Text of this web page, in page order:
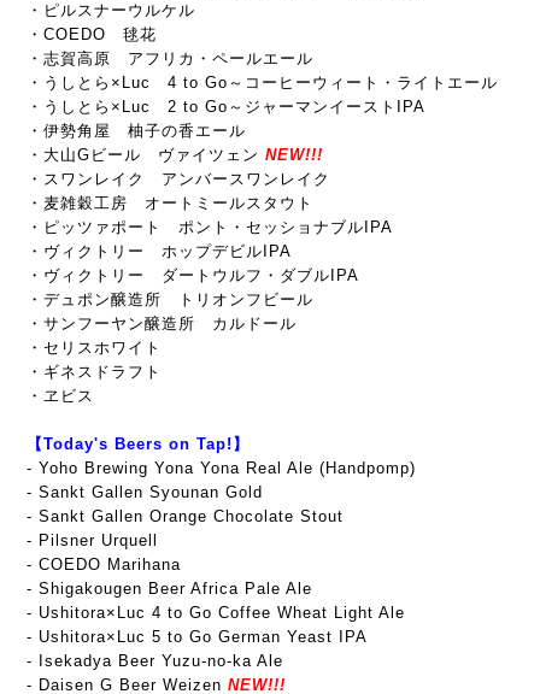
・ピルスナーウルケル
・COEDO 毬花
・志賀高原 アフリカ・ペールエール
・うしとら×Luc 4 to Go～コーヒーウィート・ライトエール
・うしとら×Luc 2 to Go～ジャーマンイーストIPA
・伊勢角屋 柚子の香エール
・大山Gビール ヴァイツェン NEW!!!
・スワンレイク アンバースワンレイク
・麦雑穀工房 オートミールスタウト
・ピッツァポート ポント・セッショナブルIPA
・ヴィクトリー ホップデビルIPA
・ヴィクトリー ダートウルフ・ダブルIPA
・デュポン醸造所 トリオンフビール
・サンフーヤン醸造所 カルドール
・セリスホワイト
・ギネスドラフト
・ヱビス
【Today's Beers on Tap!】
- Yoho Brewing Yona Yona Real Ale (Handpomp)
- Sankt Gallen Syounan Gold
- Sankt Gallen Orange Chocolate Stout
- Pilsner Urquell
- COEDO Marihana
- Shigakougen Beer Africa Pale Ale
- Ushitora×Luc 4 to Go Coffee Wheat Light Ale
- Ushitora×Luc 5 to Go German Yeast IPA
- Isekadya Beer Yuzu-no-ka Ale
- Daisen G Beer Weizen NEW!!!